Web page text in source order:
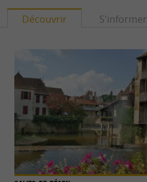
Découvrir S'informer